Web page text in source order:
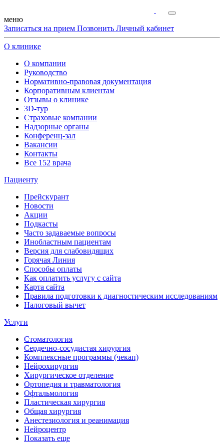
меню
Записаться на прием Позвонить Личный кабинет
О клинике
О компании
Руководство
Нормативно-правовая документация
Корпоративным клиентам
Отзывы о клинике
3D-тур
Страховые компании
Надзорные органы
Конференц-зал
Вакансии
Контакты
Все 152 врача
Пациенту
Прейскурант
Новости
Акции
Подкасты
Часто задаваемые вопросы
Инобластным пациентам
Версия для слабовидящих
Горячая Линия
Способы оплаты
Как оплатить услугу с сайта
Карта сайта
Правила подготовки к диагностическим исследованиям
Налоговый вычет
Услуги
Стоматология
Сердечно-сосудистая хирургия
Комплексные программы (чекап)
Нейрохирургия
Хирургическое отделение
Ортопедия и травматология
Офтальмология
Пластическая хирургия
Общая хирургия
Анестезиология и реанимация
Нейроцентр
Показать еще